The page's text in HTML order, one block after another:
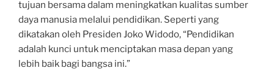
tujuan bersama dalam meningkatkan kualitas sumber
daya manusia melalui pendidikan. Seperti yang
dikatakan oleh Presiden Joko Widodo, “Pendidikan
adalah kunci untuk menciptakan masa depan yang
lebih baik bagi bangsa ini.”